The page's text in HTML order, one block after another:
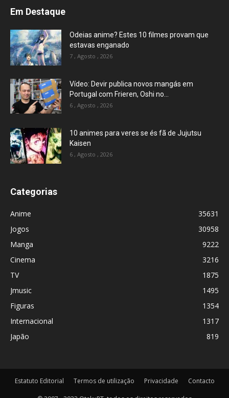
Em Destaque
Odeias anime? Estes 10 filmes provam que
estavas enganado
7 , Agosto , 2026
Vídeo: Devir publica novos mangás em
Portugal com Frieren, Oshi no...
6 , Agosto , 2026
10 animes para veres se és fã de Jujutsu
Kaisen
6 , Agosto , 2026
Categorias
Anime
35631
Jogos
30958
Manga
9222
Cinema
3216
TV
1875
Jmusic
1495
Figuras
1354
Internacional
1317
Japão
819
Estatuto Editorial Termos de utilização Privacidade Contacto